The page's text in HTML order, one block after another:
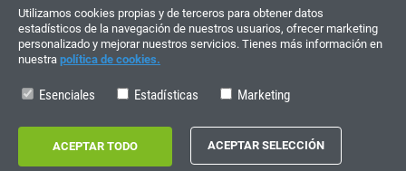
+34 622 219 640
HORARIO DE VERANO
Copyright © 2026 - electrouno.es, propiedad de NoxSmart Trade, SLU - CIF:
B88595210. Registro mercantil: Tomo: 40133, Folio: 172, Sección: 8, Hoja
Utilizamos cookies propias y de terceros para obtener datos
estadísticos de la navegación de nuestros usuarios, ofrecer marketing
personalizado y mejorar nuestros servicios. Tienes más información en
nuestra política de cookies.
Esenciales Estadísticas Marketing